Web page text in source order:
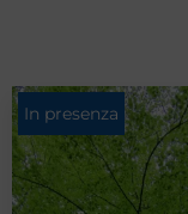
In presenza